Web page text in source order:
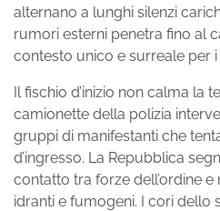
alternano a lunghi silenzi
rumori esterni penetra fino al
contesto unico e surreale per
Il fischio d’inizio non calma la
camionette della polizia
gruppi di manifestanti che
d’ingresso. La Repubblica
contatto tra forze dell’ordine e
idranti e fumogeni. I cori dello